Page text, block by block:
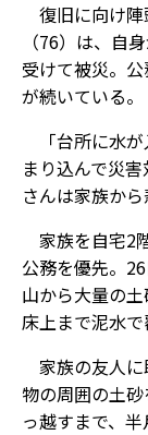
復旧に向け陣
（76）は、自
受けて被災。
が続いている。
「台所に水が
まり込んで災
さんは家族か
家族を自宅2
公務を優先。
山から大量の
床上まで泥水で
家族の友人に
物の周囲の土
っ越すまで、半